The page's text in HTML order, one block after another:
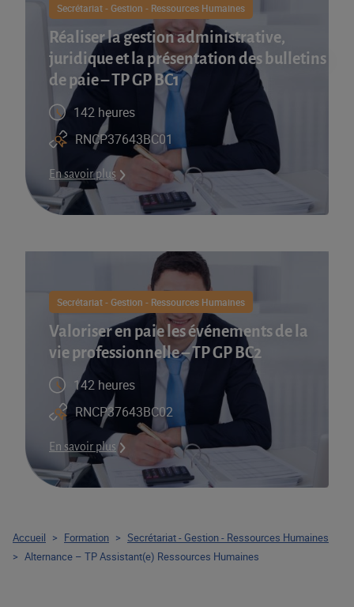
Secrétariat - Gestion - Ressources Humaines
Réaliser la gestion administrative,
juridique et la présentation des bulletins
de paie – TP GP BC1
142 heures
RNCP37643BC01
En savoir plus
Secrétariat - Gestion - Ressources Humaines
Valoriser en paie les événements de la
vie professionnelle – TP GP BC2
142 heures
RNCP37643BC02
En savoir plus
Accueil > Formation > Secrétariat - Gestion - Ressources Humaines
> Alternance – TP Assistant(e) Ressources Humaines